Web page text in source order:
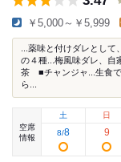
￥5,000～￥5,999
...薬味と付けダレとして、
の４種...梅風味ダレ、自
茶 ■チャンジャ...生食で
ら...
空席
情報
土
8/8
日
9